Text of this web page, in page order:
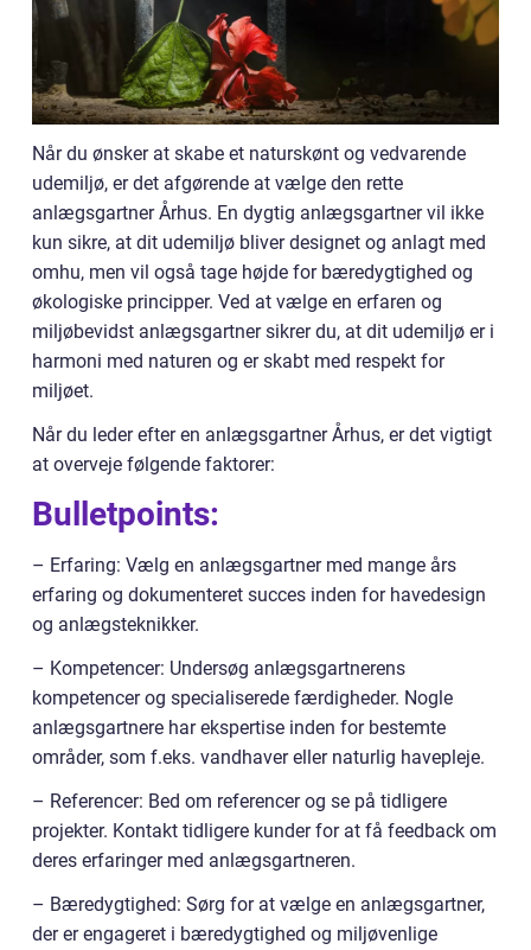
Når du ønsker at skabe et naturskønt og vedvarende
udemiljø, er det afgørende at vælge den rette
anlægsgartner Århus. En dygtig anlægsgartner vil ikke
kun sikre, at dit udemiljø bliver designet og anlagt med
omhu, men vil også tage højde for bæredygtighed og
økologiske principper. Ved at vælge en erfaren og
miljøbevidst anlægsgartner sikrer du, at dit udemiljø er i
harmoni med naturen og er skabt med respekt for
miljøet.
Når du leder efter en anlægsgartner Århus, er det vigtigt
at overveje følgende faktorer:
Bulletpoints:
– Erfaring: Vælg en anlægsgartner med mange års
erfaring og dokumenteret succes inden for havedesign
og anlægsteknikker.
– Kompetencer: Undersøg anlægsgartnerens
kompetencer og specialiserede færdigheder. Nogle
anlægsgartnere har ekspertise inden for bestemte
områder, som f.eks. vandhaver eller naturlig havepleje.
– Referencer: Bed om referencer og se på tidligere
projekter. Kontakt tidligere kunder for at få feedback om
deres erfaringer med anlægsgartneren.
– Bæredygtighed: Sørg for at vælge en anlægsgartner,
der er engageret i bæredygtighed og miljøvenlige